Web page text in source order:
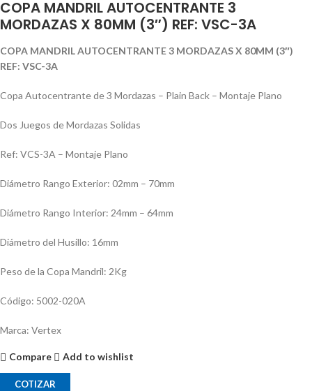
COPA MANDRIL AUTOCENTRANTE 3
MORDAZAS X 80MM (3″) REF: VSC-3A
COPA MANDRIL AUTOCENTRANTE 3 MORDAZAS X 80MM (3″)
REF: VSC-3A
Copa Autocentrante de 3 Mordazas – Plain Back – Montaje Plano
Dos Juegos de Mordazas Solidas
Ref: VCS-3A – Montaje Plano
Diámetro Rango Exterior: 02mm – 70mm
Diámetro Rango Interior: 24mm – 64mm
Diámetro del Husillo: 16mm
Peso de la Copa Mandril: 2Kg
Código: 5002-020A
Marca: Vertex
Compare Add to wishlist
COTIZAR